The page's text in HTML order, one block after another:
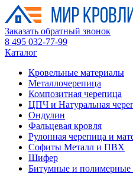
Заказать обратный звонок
8 495 032-77-99
Каталог
Кровельные материалы
Металлочерепица
Композитная черепица
ЦПЧ и Натуральная
Ондулин
Фальцевая кровля
Рулонная черепица и
Софиты Металл и ПВХ
Шифер
Битумные и полимерные